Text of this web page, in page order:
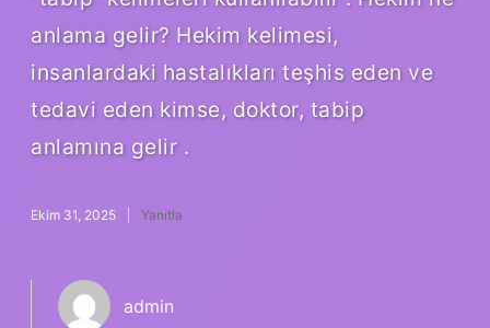
anlama gelir? Hekim kelimesi,
insanlardaki hastalıkları teşhis eden ve
tedavi eden kimse, doktor, tabip
anlamına gelir .
Ekim 31, 2025 Yanıtla
admin